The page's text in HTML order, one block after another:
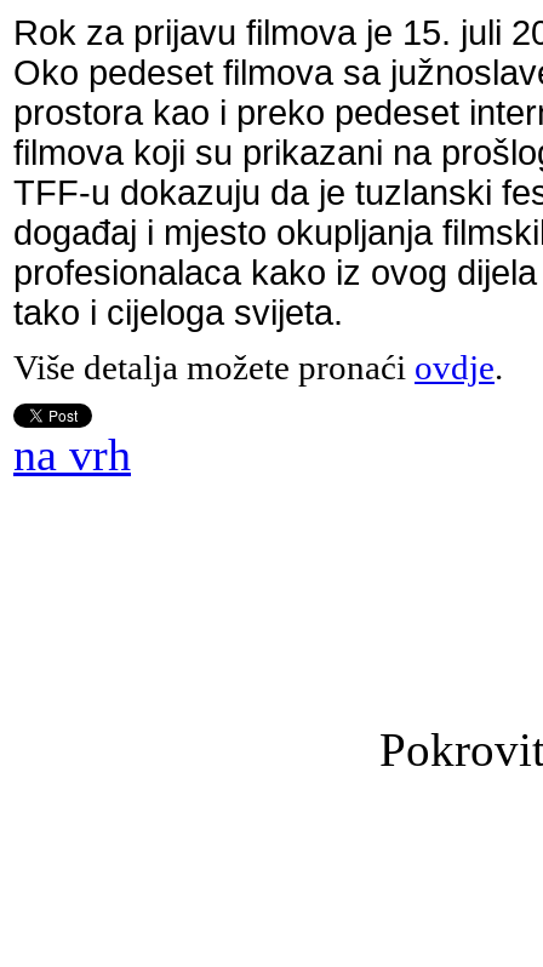
Rok za prijavu filmova je 15. juli
Oko pedeset filmova sa
prostora kao i preko pedeset
filmova koji su prikazani na
TFF-u dokazuju da je tuzlanski
događaj i mjesto okupljanja
profesionalaca kako iz ovog
tako i cijeloga svijeta.
Više detalja možete pronaći ovdje.
na vrh